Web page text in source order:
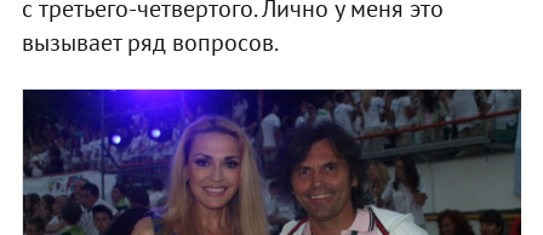
с третьего-четвертого. Лично у меня это
вызывает ряд вопросов.